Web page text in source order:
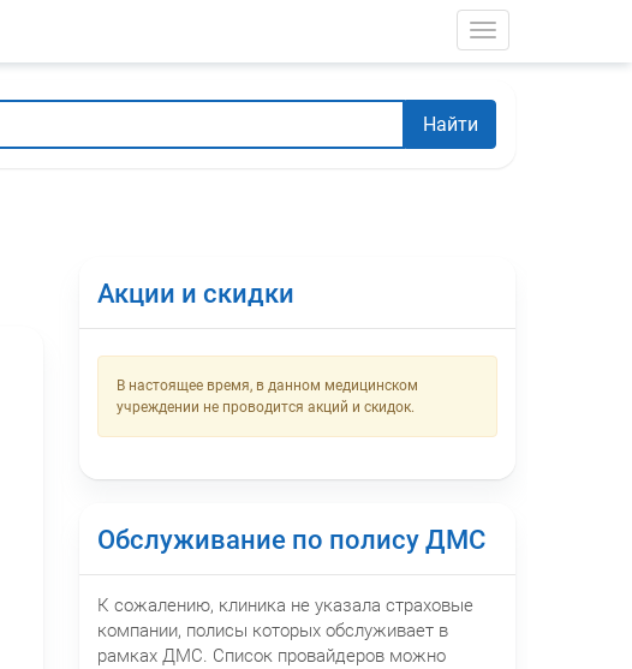
Toggle
Найти
Акции и скидки
В настоящее время, в данном медицинском
учреждении не проводится акций и скидок.
Обслуживание по полису ДМС
К сожалению, клиника не указала страховые
компании, полисы которых обслуживает в
рамках ДМС. Список провайдеров можно